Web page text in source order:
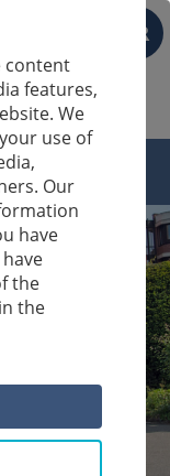
FR
content
features,
We
use of
Our
have
the
the